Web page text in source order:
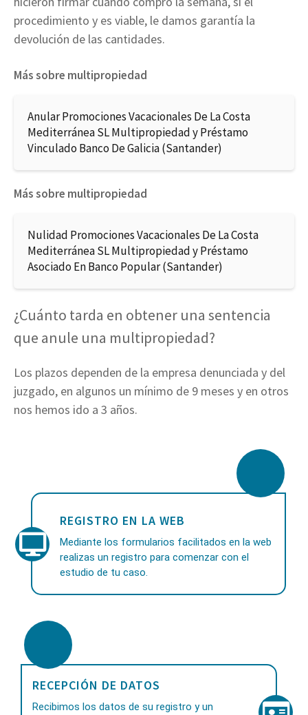
procedimiento y es viable, le damos garantía la
devolución de las cantidades.
Más sobre multipropiedad
Anular Promociones Vacacionales De La Costa
Mediterránea SL Multipropiedad y Préstamo
Vinculado Banco De Galicia (Santander)
Más sobre multipropiedad
Nulidad Promociones Vacacionales De La Costa
Mediterránea SL Multipropiedad y Préstamo
Asociado En Banco Popular (Santander)
¿Cuánto tarda en obtener una sentencia
que anule una multipropiedad?
Los plazos dependen de la empresa denunciada y del
juzgado, en algunos un mínimo de 9 meses y en otros
nos hemos ido a 3 años.
REGISTRO EN LA WEB
Mediante los formularios facilitados en la web
realizas un registro para comenzar con el
estudio de tu caso.
RECEPCIÓN DE DATOS
Recibimos los datos de su registro y un